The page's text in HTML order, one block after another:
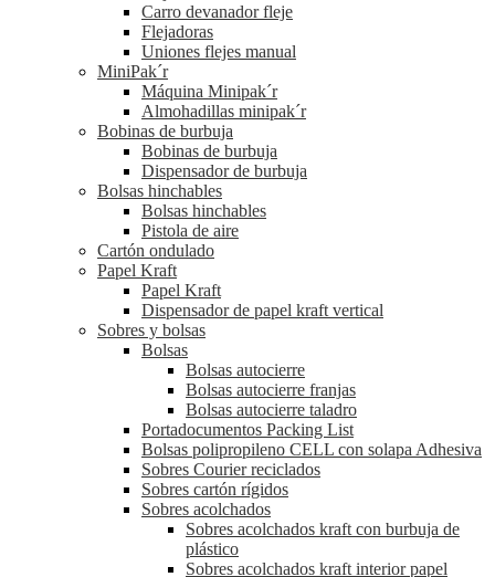
Carro devanador fleje
Flejadoras
Uniones flejes manual
MiniPak´r
Máquina Minipak´r
Almohadillas minipak´r
Bobinas de burbuja
Bobinas de burbuja
Dispensador de burbuja
Bolsas hinchables
Bolsas hinchables
Pistola de aire
Cartón ondulado
Papel Kraft
Papel Kraft
Dispensador de papel kraft vertical
Sobres y bolsas
Bolsas
Bolsas autocierre
Bolsas autocierre franjas
Bolsas autocierre taladro
Portadocumentos Packing List
Bolsas polipropileno CELL con solapa Adhesiva
Sobres Courier reciclados
Sobres cartón rígidos
Sobres acolchados
Sobres acolchados kraft con burbuja de
plástico
Sobres acolchados kraft interior papel